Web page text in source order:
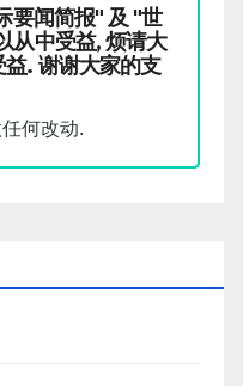
要闻简报" 及 "世
从中受益, 烦请大
. 谢谢大家的支
何改动.